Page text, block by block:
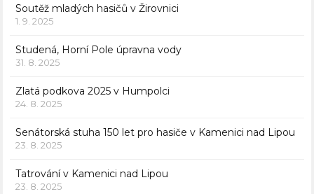
Soutěž mladých hasičů v Žirovnici
1. 9. 2025
Studená, Horní Pole úpravna vody
31. 8. 2025
Zlatá podkova 2025 v Humpolci
24. 8. 2025
Senátorská stuha 150 let pro hasiče v Kamenici nad Lipou
23. 8. 2025
Tatrování v Kamenici nad Lipou
23. 8. 2025